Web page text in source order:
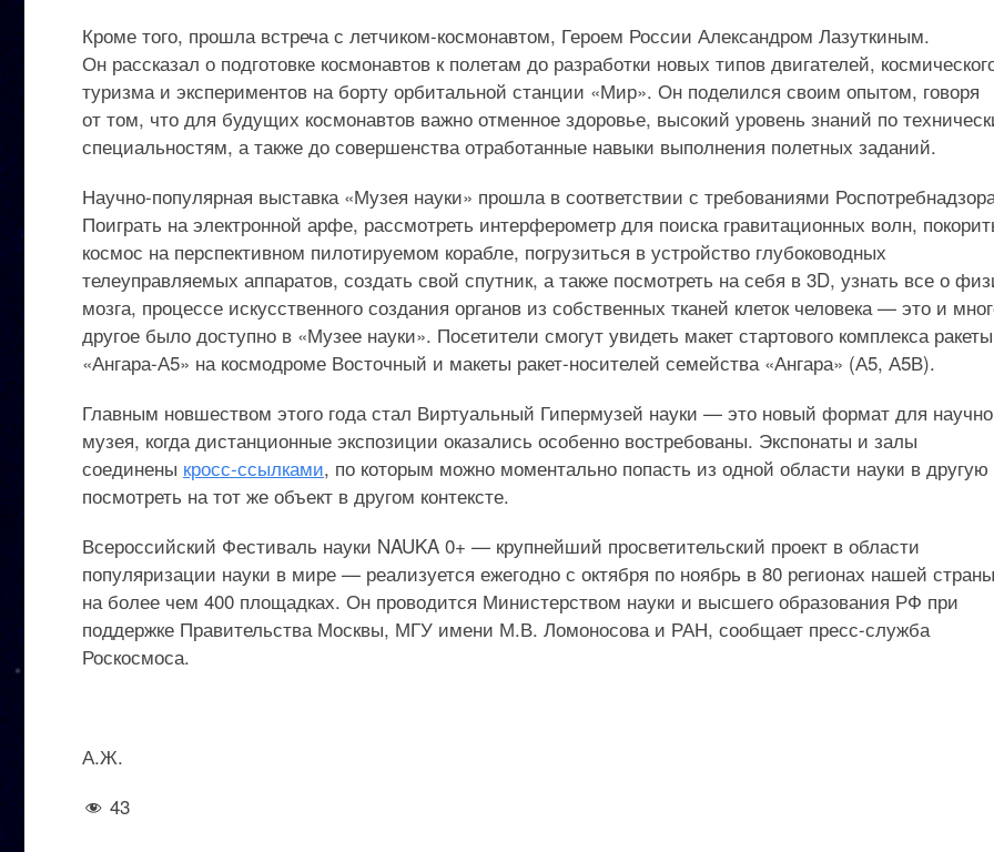
Кроме того, прошла встреча с летчиком-космонавтом, Героем России Александром Лазуткиным.
Он рассказал о подготовке космонавтов к полетам до разработки новых типов двигателей,
туризма и экспериментов на борту орбитальной станции «Мир». Он поделился своим опытом, говоря
от том, что для будущих космонавтов важно отменное здоровье, высокий уровень знаний по
специальностям, а также до совершенства отработанные навыки выполнения полетных заданий.
Научно-популярная выставка «Музея науки» прошла в соответствии с требованиями
Поиграть на электронной арфе, рассмотреть интерферометр для поиска гравитационных волн,
космос на перспективном пилотируемом корабле, погрузиться в устройство глубоководных
телеуправляемых аппаратов, создать свой спутник, а также посмотреть на себя в 3D, узнать все о
мозга, процессе искусственного создания органов из собственных тканей клеток человека — это и
другое было доступно в «Музее науки». Посетители смогут увидеть макет стартового комплекса ракеты
«Ангара-А5» на космодроме Восточный и макеты ракет-носителей семейства «Ангара» (А5, А5В).
Главным новшеством этого года стал Виртуальный Гипермузей науки — это новый формат для
музея, когда дистанционные экспозиции оказались особенно востребованы. Экспонаты и залы
соединены кросс-ссылками, по которым можно моментально попасть из одной области науки в
посмотреть на тот же объект в другом контексте.
Всероссийский Фестиваль науки NAUKA 0+ — крупнейший просветительский проект в области
популяризации науки в мире — реализуется ежегодно с октября по ноябрь в 80 регионах нашей страны
на более чем 400 площадках. Он проводится Министерством науки и высшего образования РФ при
поддержке Правительства Москвы, МГУ имени М.В. Ломоносова и РАН, сообщает пресс-служба
Роскосмоса.
А.Ж.
43